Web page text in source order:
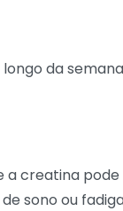
da semana
creatina
sono ou